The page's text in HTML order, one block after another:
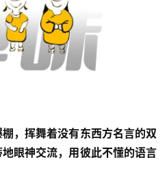
，挥舞着没有东西方名言的双
眼神交流，用彼此不懂的语言